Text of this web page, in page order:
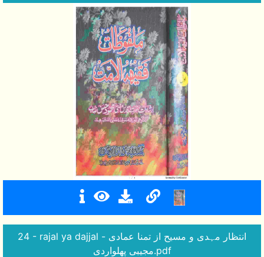
24 - rajal ya dajjal - انتظار مہدی و مسیح از تمنا عمادی
مجیبی پھلواردی.pdf